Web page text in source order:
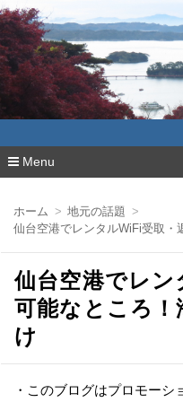
よりよい暮らしに
Menu
ツ
ホーム
地元の話題
仙台空港でレンタルWiFi受取・
仙台空港でレ
可能なところ！
け
・このブログはプロモーシ